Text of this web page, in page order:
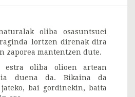
oliba osasuntsuei
lortzen direnak dira
zaporea mantentzen dute.
oliba olioen artean
duena da. Bikaina da
bai gordinekin, baita